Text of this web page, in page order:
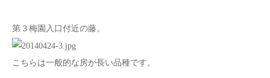
第３梅園入口付近の藤。
こちらは一般的な房が長い品種です。